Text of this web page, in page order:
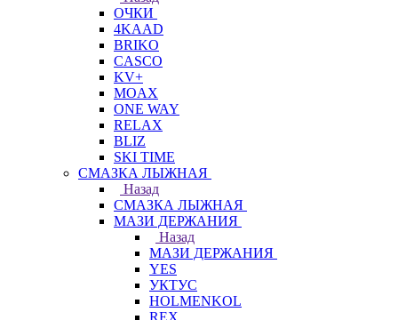
ОЧКИ
4KAAD
BRIKO
CASCO
KV+
MOAX
ONE WAY
RELAX
BLIZ
SKI TIME
СМАЗКА ЛЫЖНАЯ
Назад
СМАЗКА ЛЫЖНАЯ
МАЗИ ДЕРЖАНИЯ
Назад
МАЗИ ДЕРЖАНИЯ
YES
УКТУС
HOLMENKOL
REX